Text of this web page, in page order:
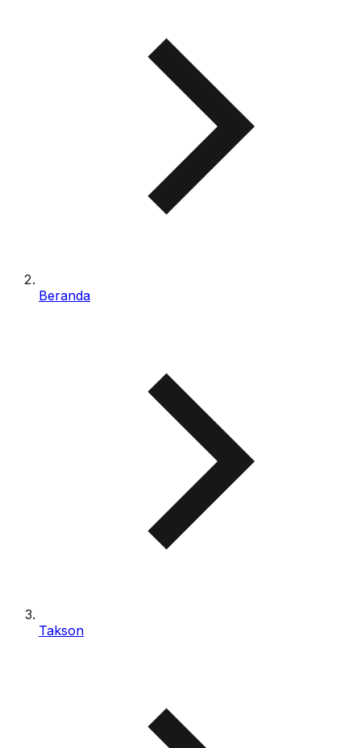
Beranda
Takson